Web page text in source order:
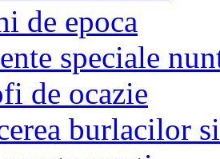
de epoca
speciale
de ocazie
burlacilor